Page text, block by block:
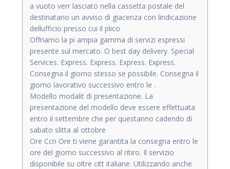
a vuoto verr lasciato nella cassetta postale del
destinatario un avviso di giacenza con lindicazione
dellufficio presso cui il plico
Offriamo la pi ampia gamma di servizi espressi
presente sul mercato. O best day delivery. Special
Services. Express. Express. Express. Express.
Consegna il giorno stesso se possibile. Consegna il
giorno lavorativo successivo entro le .
Modello modalit di presentazione. La
presentazione del modello deve essere effettuata
entro il settembre che per questanno cadendo di
sabato slitta al ottobre
Ore Ccn Ore ti viene garantita la consegna entro le
ore del giorno successivo al ritiro. Il servizio
disponibile su oltre citt italiane. Utilizzando anche